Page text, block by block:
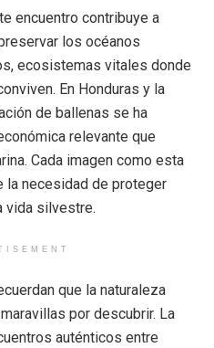
encuentro contribuye a
los océanos
ecosistemas vitales donde
En Honduras y la
de ballenas se ha
relevante que
Cada imagen como esta
la necesidad de proteger
vida silvestre.
que la naturaleza
por descubrir. La
auténticos entre